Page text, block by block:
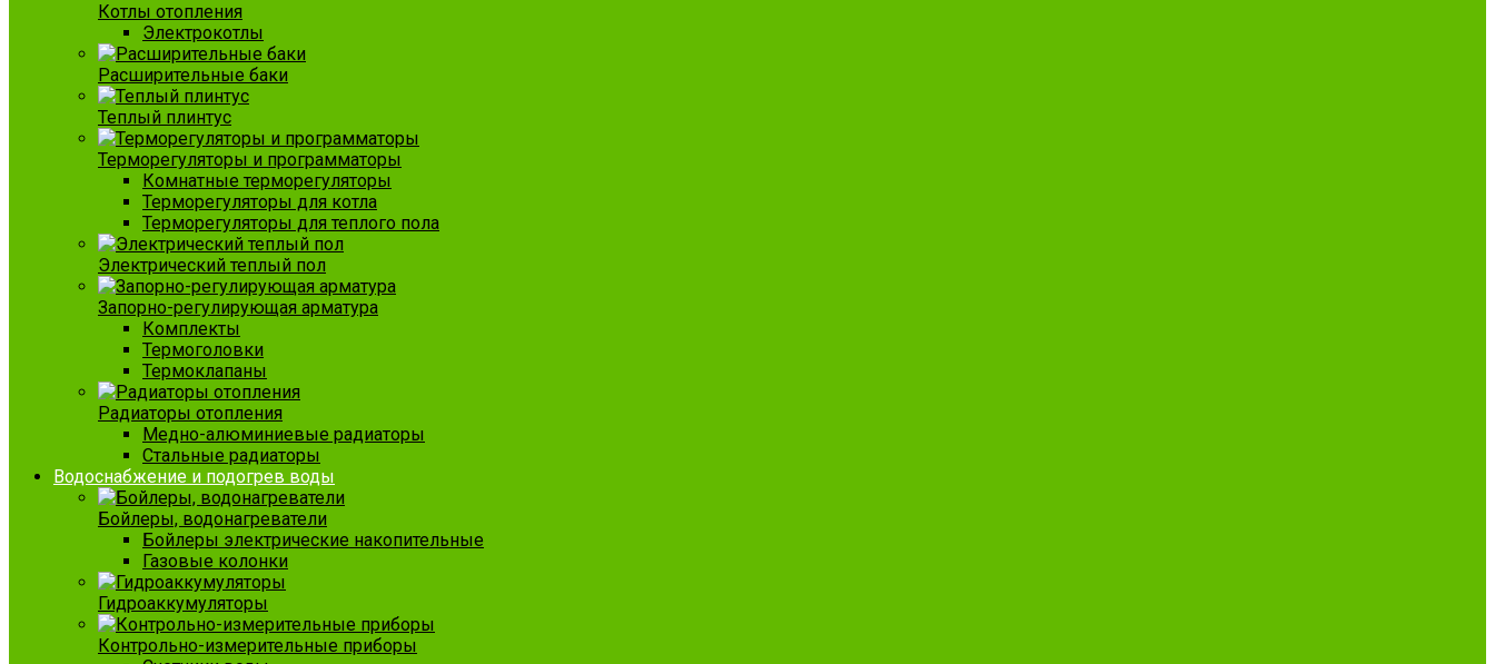
Котлы отопления
Электрокотлы
Расширительные баки
Теплый плинтус
Терморегуляторы и программаторы
Комнатные терморегуляторы
Терморегуляторы для котла
Терморегуляторы для теплого пола
Электрический теплый пол
Запорно-регулирующая арматура
Комплекты
Термоголовки
Термоклапаны
Радиаторы отопления
Медно-алюминиевые радиаторы
Стальные радиаторы
Водоснабжение и подогрев воды
Бойлеры, водонагреватели
Бойлеры электрические накопительные
Газовые колонки
Гидроаккумуляторы
Контрольно-измерительные приборы